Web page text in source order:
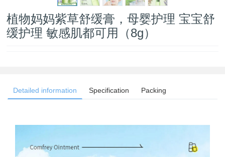
植物妈妈紫草舒缓膏，母婴护理 宝宝舒
缓护理 敏感肌都可用（8g）
Detailed information Specification Packing